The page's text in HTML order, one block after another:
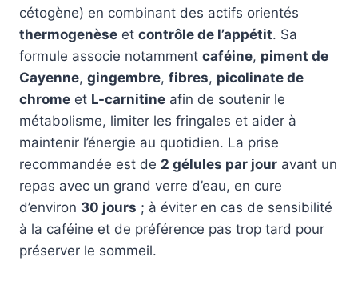
99,95 €.69,95 €.
cétogène) en combinant des actifs orientés
thermogenèse et contrôle de l’appétit. Sa
formule associe notamment caféine, piment de
Cayenne, gingembre, fibres, picolinate de
chrome et L-carnitine afin de soutenir le
métabolisme, limiter les fringales et aider à
maintenir l’énergie au quotidien. La prise
recommandée est de 2 gélules par jour avant un
repas avec un grand verre d’eau, en cure
d’environ 30 jours ; à éviter en cas de sensibilité
à la caféine et de préférence pas trop tard pour
préserver le sommeil.